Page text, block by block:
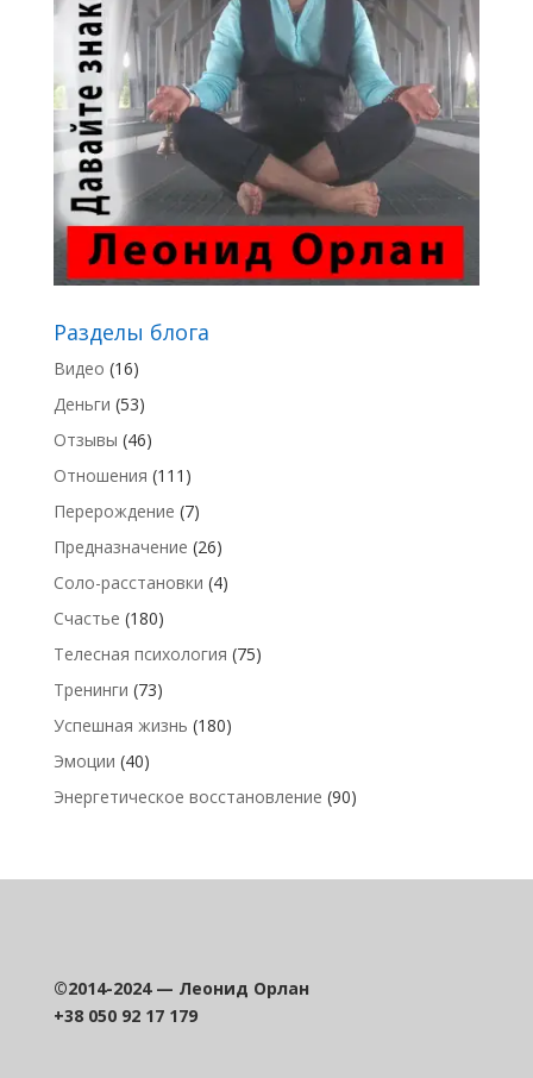
Разделы блога
Видео (16)
Деньги (53)
Отзывы (46)
Отношения (111)
Перерождение (7)
Предназначение (26)
Соло-расстановки (4)
Счастье (180)
Телесная психология (75)
Тренинги (73)
Успешная жизнь (180)
Эмоции (40)
Энергетическое восстановление (90)
©2014-2024 — Леонид Орлан
+38 050 92 17 179